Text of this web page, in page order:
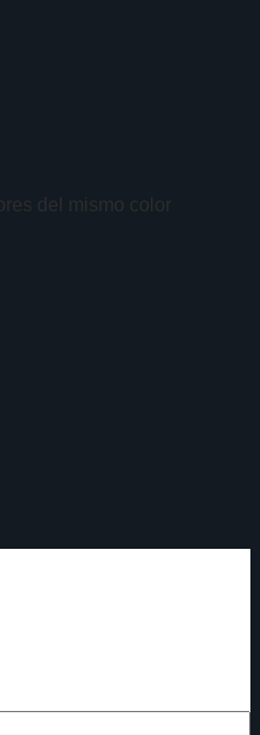
del mismo color